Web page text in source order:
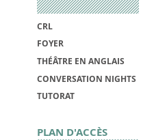
CRL
FOYER
THÉÂTRE EN ANGLAIS
CONVERSATION NIGHTS
TUTORAT
PLAN D'ACCÈS